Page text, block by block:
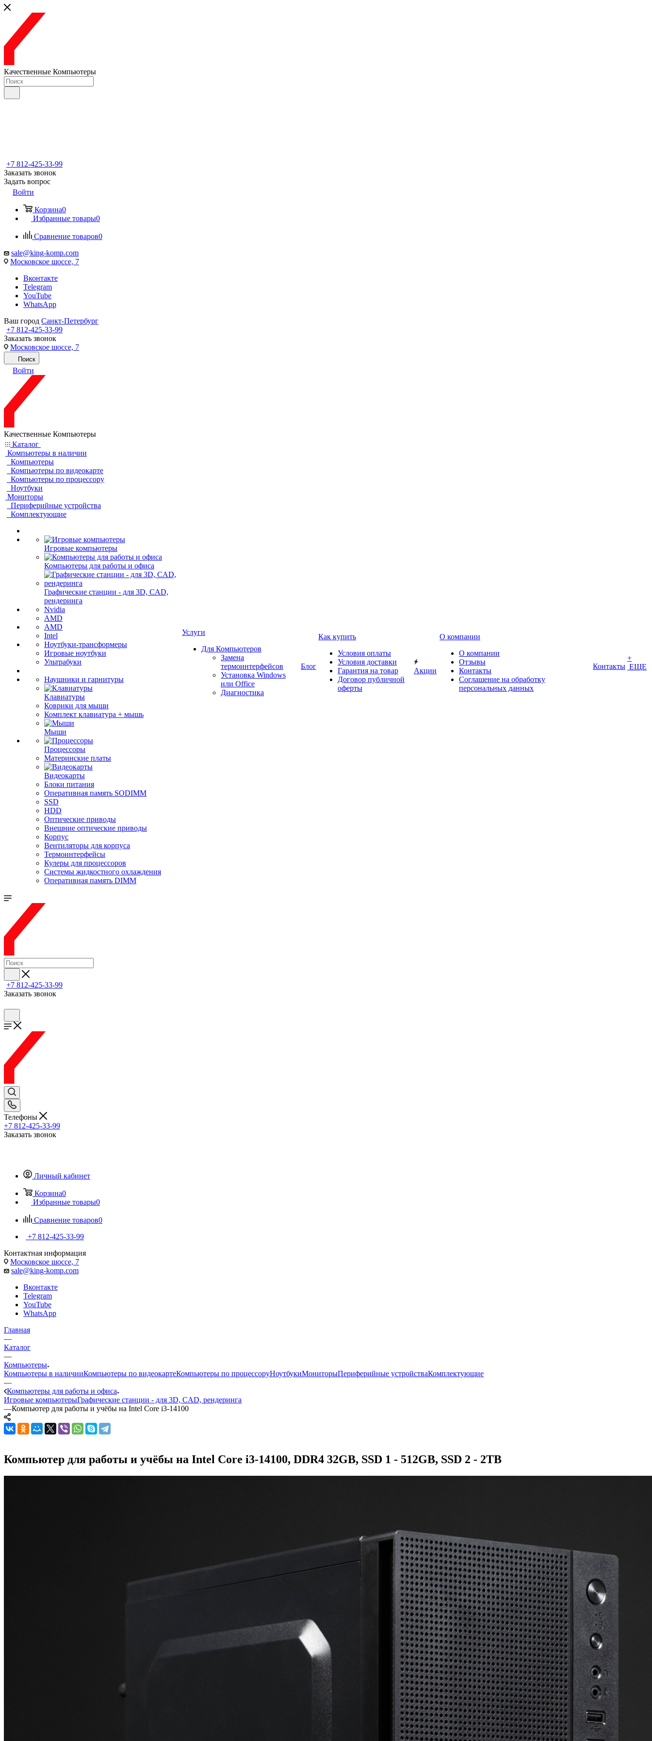
Качественные Компьютеры
+7 812-425-33-99
Заказать звонок
Задать вопрос
Войти
Корзина0
Избранные товары0
Сравнение товаров0
sale@king-komp.com
Московское шоссе, 7
Вконтакте
Telegram
YouTube
WhatsApp
Ваш город Санкт-Петербург
+7 812-425-33-99
Заказать звонок
Московское шоссе, 7
Поиск
Войти
Качественные Компьютеры
Каталог
Компьютеры в наличии
Компьютеры
Компьютеры по видеокарте
Компьютеры по процессору
Ноутбуки
Мониторы
Периферийные устройства
Комплектующие
Игровые компьютеры
Компьютеры для работы и офиса
Графические станции - для 3D, CAD,
рендеринга
Nvidia
AMD
AMD
Intel
Ноутбуки-трансформеры
Игровые ноутбуки
Ультрабуки
Наушники и гарнитуры
Клавиатуры
Коврики для мыши
Комплект клавиатура + мышь
Мыши
Процессоры
Материнские платы
Видеокарты
Блоки питания
Оперативная память SODIMM
SSD
HDD
Оптические приводы
Внешние оптические приводы
Корпус
Вентиляторы для корпуса
Термоинтерфейсы
Кулеры для процессоров
Системы жидкостного охлаждения
Оперативная память DIMM
Услуги
Для Компьютеров
Замена
термоинтерфейсов
Установка Windows
или Office
Диагностика
Блог
Как купить
Условия оплаты
Условия доставки
Гарантия на товар
Договор публичной
оферты
Акции
О компании
О компании
Отзывы
Контакты
Соглашение на обработку
персональных данных
Контакты
+
ЕЩЕ
+7 812-425-33-99
Заказать звонок
Телефоны
+7 812-425-33-99
Заказать звонок
Личный кабинет
Корзина0
Избранные товары0
Сравнение товаров0
+7 812-425-33-99
Контактная информация
Московское шоссе, 7
sale@king-komp.com
Вконтакте
Telegram
YouTube
WhatsApp
Главная
—
Каталог
—
Компьютеры
Компьютеры в наличииКомпьютеры по видеокартеКомпьютеры по процессоруНоутбукиМониторыПериферийные устройстваКомплектующие
—
Компьютеры для работы и офиса
Игровые компьютерыГрафические станции - для 3D, CAD, рендеринга
—Компьютер для работы и учёбы на Intel Core i3-14100
Компьютер для работы и учёбы на Intel Core i3-14100, DDR4 32GB, SSD 1 - 512GB, SSD 2 - 2TB